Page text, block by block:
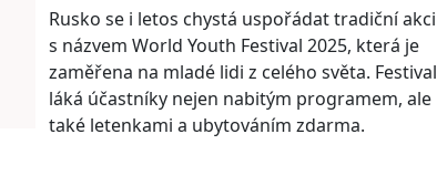
Rusko se i letos chystá uspořádat tradiční akci
s názvem World Youth Festival 2025, která je
zaměřena na mladé lidi z celého světa. Festival
láká účastníky nejen nabitým programem, ale
také letenkami a ubytováním zdarma.